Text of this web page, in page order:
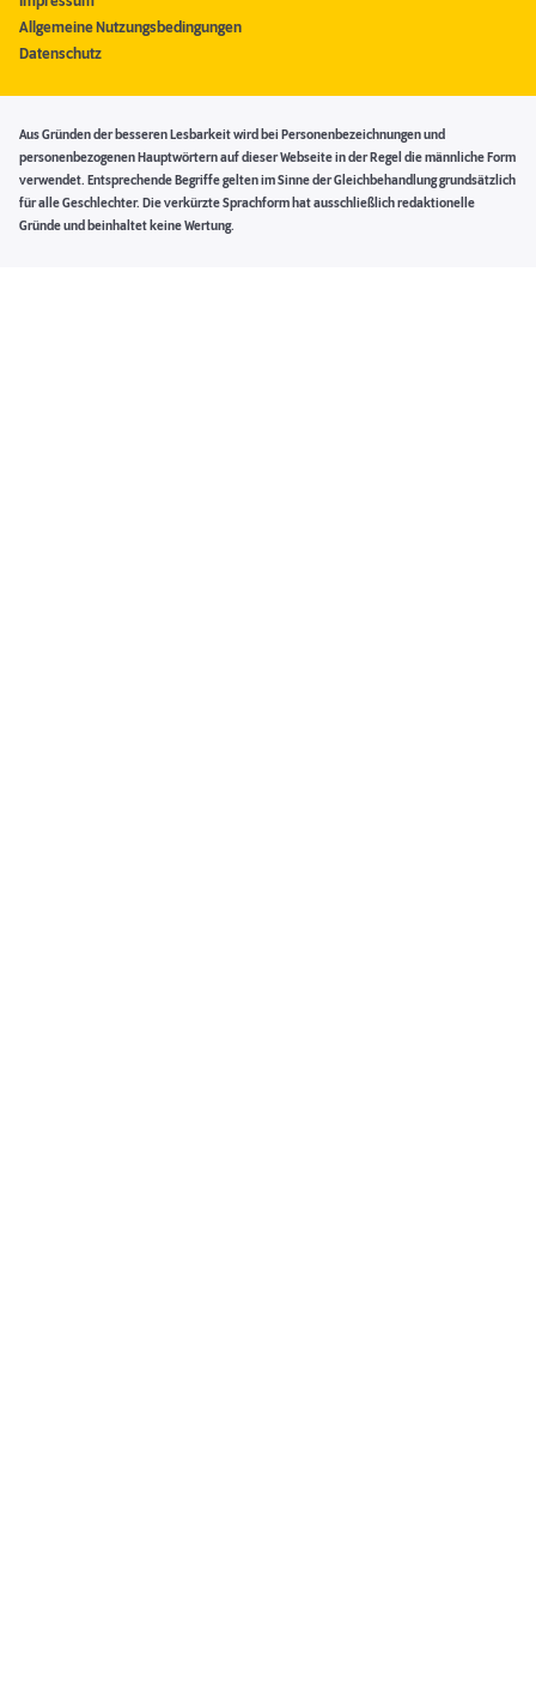
Allgemeine Nutzungsbedingungen
Datenschutz
Aus Gründen der besseren Lesbarkeit wird bei Personenbezeichnungen und
personenbezogenen Hauptwörtern auf dieser Webseite in der Regel die männliche Form
verwendet. Entsprechende Begriffe gelten im Sinne der Gleichbehandlung grundsätzlich
für alle Geschlechter. Die verkürzte Sprachform hat ausschließlich redaktionelle
Gründe und beinhaltet keine Wertung.